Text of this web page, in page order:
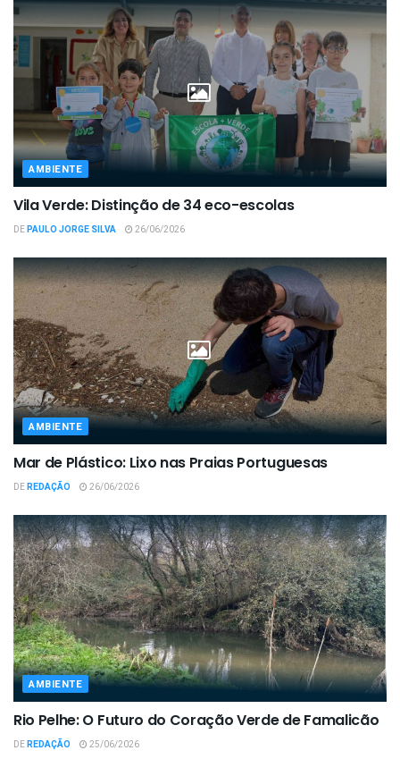
AMBIENTE
Vila Verde: Distinção de 34 eco-escolas
DEPAULO JORGE SILVA 26/06/2026
AMBIENTE
Mar de Plástico: Lixo nas Praias Portuguesas
DEREDAÇÃO 26/06/2026
AMBIENTE
Rio Pelhe: O Futuro do Coração Verde de Famalicão
DEREDAÇÃO 25/06/2026